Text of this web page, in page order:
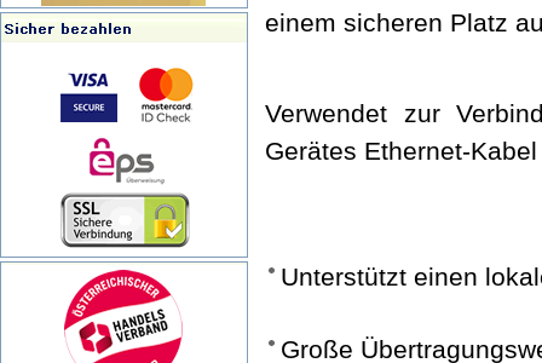
einem sicheren Platz
Verwendet zur
Gerätes Ethernet-
Unterstützt einen
Große